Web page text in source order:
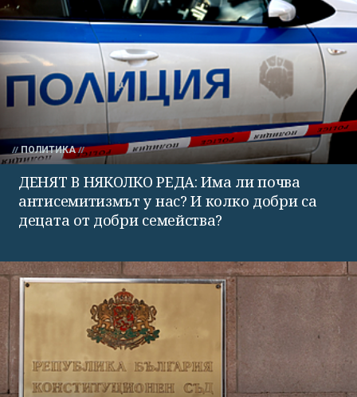
ПОЛИТИКА
ДЕНЯТ В НЯКОЛКО РЕДА: Има ли почва
антисемитизмът у нас? И колко добри са
децата от добри семейства?